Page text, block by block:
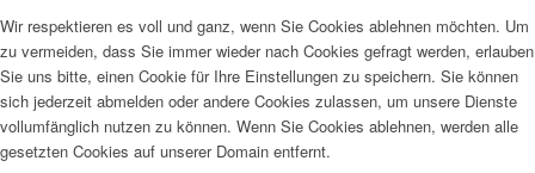
Wir respektieren es voll und ganz, wenn Sie Cookies ablehnen möchten. Um
zu vermeiden, dass Sie immer wieder nach Cookies gefragt werden, erlauben
Sie uns bitte, einen Cookie für Ihre Einstellungen zu speichern. Sie können
sich jederzeit abmelden oder andere Cookies zulassen, um unsere Dienste
vollumfänglich nutzen zu können. Wenn Sie Cookies ablehnen, werden alle
gesetzten Cookies auf unserer Domain entfernt.